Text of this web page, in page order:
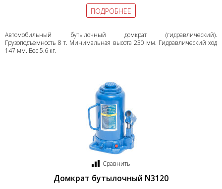
ПОДРОБНЕЕ
Автомобильный бутылочный домкрат (гидравлический).
Грузоподъемность 8 т. Минимальная высота 230 мм. Гидравлический ход
147 мм. Вес 5.6 кг.
Сравнить
Домкрат бутылочный N3120